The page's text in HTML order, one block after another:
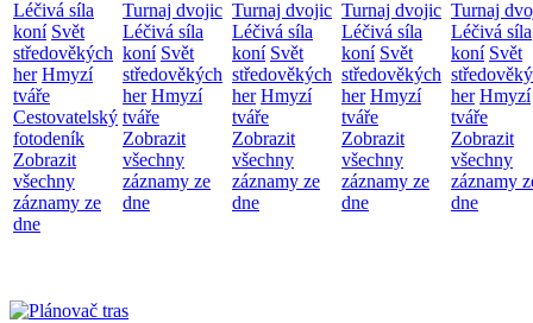
Léčivá síla
koní Svět
středověkých
her Hmyzí
tváře
Cestovatelský
fotodeník
Zobrazit
všechny
záznamy ze
dne
Turnaj dvojic
Léčivá síla
koní Svět
středověkých
her Hmyzí
tváře
Zobrazit
všechny
záznamy ze
dne
Turnaj dvojic
Léčivá síla
koní Svět
středověkých
her Hmyzí
tváře
Zobrazit
všechny
záznamy ze
dne
Turnaj dvojic
Léčivá síla
koní Svět
středověkých
her Hmyzí
tváře
Zobrazit
všechny
záznamy ze
dne
Turnaj
Léčivá síla
koní Svět
her Hmyzí
tváře
Zobrazit
všechny
záznamy
dne